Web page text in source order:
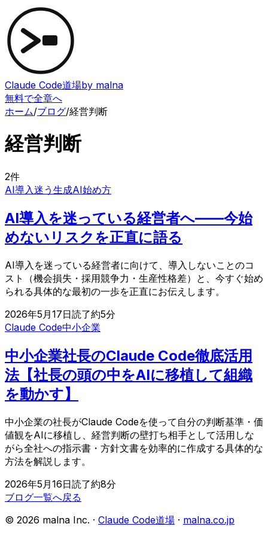
Claude Code道場by malna
無料で全章へ
ホーム/ブログ/経営判断
経営判断
2件
AI導入迷う 生成AI始め方
AI導入を迷っている経営者へ——今始
めないリスクを正直に語る
AI導入を迷っている経営者に向けて、導入しないことのコ
スト（機会損失・採用競争力・生産性格差）と、今すぐ始め
られる具体的な最初の一歩を正直にお伝えします。
2026年5月17日読了約5分
Claude Code中小企業
中小企業社長のClaude Code徹底活用
法【社長の頭の中をAIに移植して組織
を動かす】
中小企業の社長がClaude Codeを使って自分の判断基準・価
値観をAIに移植し、経営判断の壁打ち相手として活用しな
がら全社への指示書・方針文書を効率的に作成する具体的な
方法を解説します。
2026年5月16日読了約8分
ブログ一覧へ戻る
© 2026 malna Inc. · Claude Code道場 · malna.co.jp